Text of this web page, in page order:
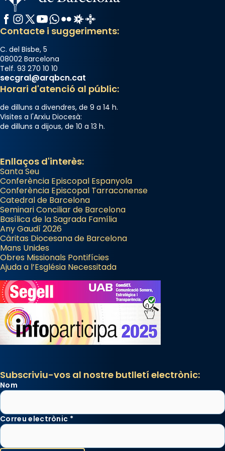
Facebook
Instagram
X / Twitter
YouTube
WhatsApp
FlickrRadio Estel
Catalunya Cristiana
Contacte i suggeriments:
C. del Bisbe, 5
08002 Barcelona
Telf. 93 270 10 10
secgral@arqbcn.cat
Horari d'atenció al públic:
de dilluns a divendres, de 9 a 14 h.
Visites a l'Arxiu Diocesà:
de dilluns a dijous, de 10 a 13 h.
Enllaços d'interès:
Santa Seu
Conferència Episcopal Espanyola
Conferència Episcopal Tarraconense
Catedral de Barcelona
Seminari Conciliar de Barcelona
Basílica de la Sagrada Família
Any Gaudí 2026
Càritas Diocesana de Barcelona
Mans Unides
Obres Missionals Pontifícies
Ajuda a l’Església Necessitada
Subscriviu-vos al nostre butlletí electrònic:
Nom
Correu electrònic *